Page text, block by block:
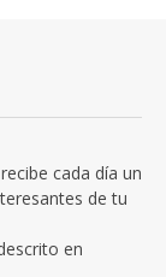
cada día un
de tu
en